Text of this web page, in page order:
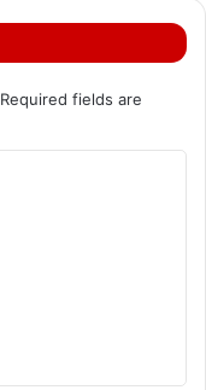
Required fields are